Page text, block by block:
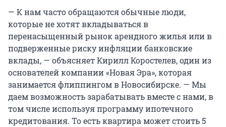
— К нам часто обращаются обычные люди,
которые не хотят вкладываться в
перенасыщенный рынок арендного жилья или в
подверженные риску инфляции банковские
вклады, — объясняет Кирилл Коростелев, один из
основателей компании «Новая Эра», которая
занимается флиппингом в Новосибирске. — Мы
даем возможность зарабатывать вместе с нами, в
том числе используя программу ипотечного
кредитования. То есть квартира может стоить 5